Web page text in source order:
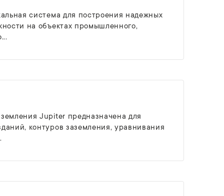
система для построения надежных
на объектах промышленного,
Jupiter предназначена для
контуров заземления, уравнивания